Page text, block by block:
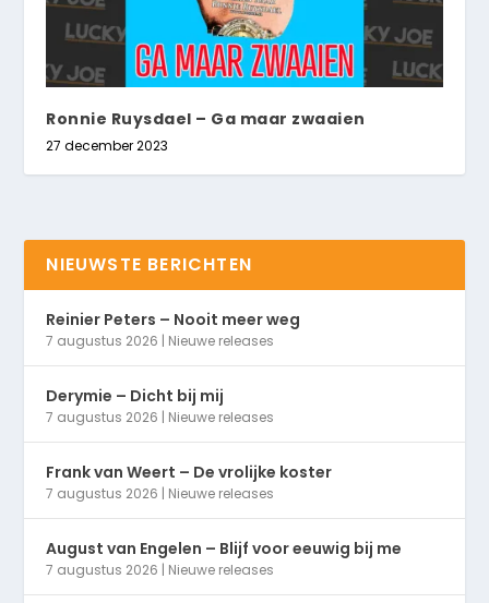
Ronnie Ruysdael – Ga maar zwaaien
27 december 2023
NIEUWSTE BERICHTEN
Reinier Peters – Nooit meer weg
7 augustus 2026 | Nieuwe releases
Derymie – Dicht bij mij
7 augustus 2026 | Nieuwe releases
Frank van Weert – De vrolijke koster
7 augustus 2026 | Nieuwe releases
August van Engelen – Blijf voor eeuwig bij me
7 augustus 2026 | Nieuwe releases